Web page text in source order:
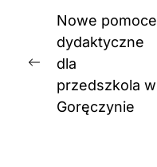
Nawigacja
wpisu
Previous
post:
Nowe pomoce
dydaktyczne
dla
przedszkola w
Goręczynie